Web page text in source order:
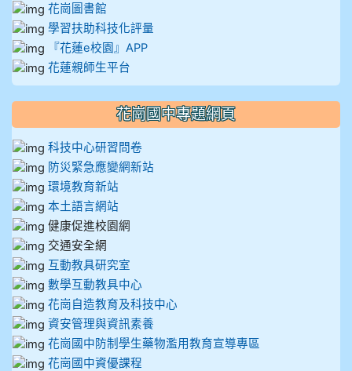
花崗圖書館
學習扶助科技化評量
『花蓮e校園』APP
花蓮親師生平台
花崗國中專題網頁
科技中心研習問卷
防災緊急應變網新站
環境教育新站
本土語言網站
健康促進校園網
交通安全網
互動教具研究室
數學互動教具中心
花崗自造教育及科技中心
資安管理與資訊素養
花崗國中防制學生藥物濫用教育宣導專區
花崗國中資優課程